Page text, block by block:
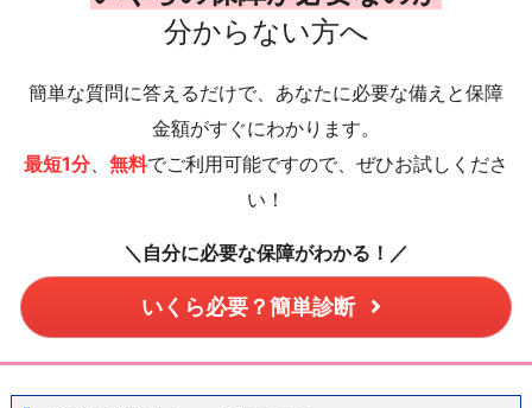
分からない方へ
簡単な質問に答えるだけで、あなたに必要な備えと保障
金額がすぐにわかります。
最短1分、 無料でご利用可能ですので、ぜひお試しくださ
い！
＼自分に必要な保障がわかる！／
いくら必要？簡単診断